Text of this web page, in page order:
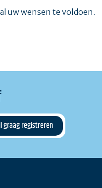
uw wensen te voldoen.